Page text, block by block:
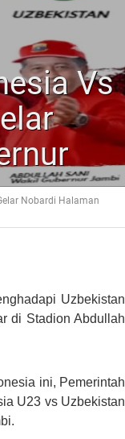
Vs
Nobardi Halaman
Uzbekistan
di Stadion Abdullah
ini, Pemerintah
U23 vs Uzbekistan